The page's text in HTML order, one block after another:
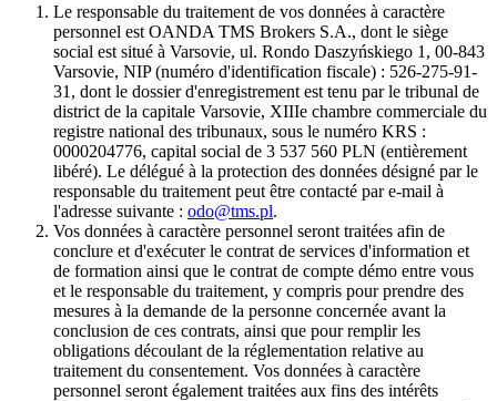
Le responsable du traitement de vos données à caractère
personnel est OANDA TMS Brokers S.A., dont le siège
social est situé à Varsovie, ul. Rondo Daszyńskiego 1, 00-843
Varsovie, NIP (numéro d'identification fiscale) : 526-275-91-
31, dont le dossier d'enregistrement est tenu par le tribunal de
district de la capitale Varsovie, XIIIe chambre commerciale du
registre national des tribunaux, sous le numéro KRS :
0000204776, capital social de 3 537 560 PLN (entièrement
libéré). Le délégué à la protection des données désigné par le
responsable du traitement peut être contacté par e-mail à
l'adresse suivante : odo@tms.pl.
Vos données à caractère personnel seront traitées afin de
conclure et d'exécuter le contrat de services d'information et
de formation ainsi que le contrat de compte démo entre vous
et le responsable du traitement, y compris pour prendre des
mesures à la demande de la personne concernée avant la
conclusion de ces contrats, ainsi que pour remplir les
obligations découlant de la réglementation relative au
traitement du consentement. Vos données à caractère
personnel seront également traitées aux fins des intérêts